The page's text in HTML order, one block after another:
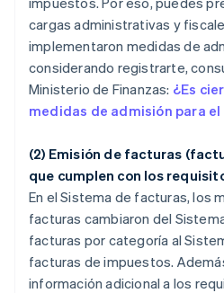
cargas administrativas y
implementaron medidas de
considerando registrarte,
Ministerio de Finanzas: ¿Es
medidas de admisión para
(2) Emisión de facturas
que cumplen con los
En el Sistema de facturas, los
facturas cambiaron del
facturas por categoría al
facturas de impuestos.
información adicional a los